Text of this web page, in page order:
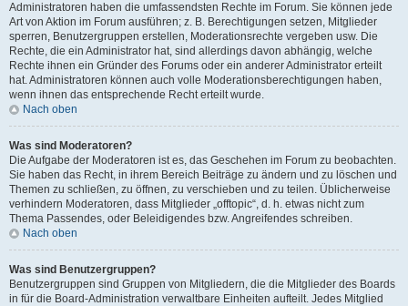
Administratoren haben die umfassendsten Rechte im Forum. Sie können jede
Art von Aktion im Forum ausführen; z. B. Berechtigungen setzen, Mitglieder
sperren, Benutzergruppen erstellen, Moderationsrechte vergeben usw. Die
Rechte, die ein Administrator hat, sind allerdings davon abhängig, welche
Rechte ihnen ein Gründer des Forums oder ein anderer Administrator erteilt
hat. Administratoren können auch volle Moderationsberechtigungen haben,
wenn ihnen das entsprechende Recht erteilt wurde.
Nach oben
Was sind Moderatoren?
Die Aufgabe der Moderatoren ist es, das Geschehen im Forum zu beobachten.
Sie haben das Recht, in ihrem Bereich Beiträge zu ändern und zu löschen und
Themen zu schließen, zu öffnen, zu verschieben und zu teilen. Üblicherweise
verhindern Moderatoren, dass Mitglieder „offtopic“, d. h. etwas nicht zum
Thema Passendes, oder Beleidigendes bzw. Angreifendes schreiben.
Nach oben
Was sind Benutzergruppen?
Benutzergruppen sind Gruppen von Mitgliedern, die die Mitglieder des Boards
in für die Board-Administration verwaltbare Einheiten aufteilt. Jedes Mitglied